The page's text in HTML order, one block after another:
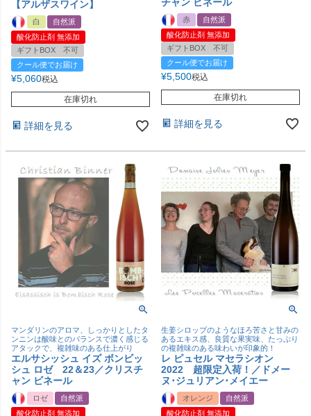
【アルザスワイン】
白
自然派
酸化防止剤 無添加
ギフトBOX 不可
クール便でお届け
¥5,060税込
在庫切れ
詳細を見る
赤
自然派
酸化防止剤 無添加
ギフトBOX 不可
クール便でお届け
¥5,500税込
在庫切れ
詳細を見る
マンダリンのアロマ、しっかりとしたタ
ンニンは酸味とのバランスで濃く感じる
アタックで、複雑味のある仕上がり
エルサシッシュ イズ ボンビッ
シュ ロゼ 22＆23／クリスチ
ャン ビネール
ロゼ
自然派
酸化防止剤 無添加
生姜シロップのようなほろ苦さと甘みの
あるエキス感、良質な果実味、たっぷり
の複雑味のある味わいが印象的！
レ ピュセル マセラシオン
2022 超限定入荷！／ドメー
ヌ･ジュリアン･メイエー
オレンジ
自然派
酸化防止剤 無添加